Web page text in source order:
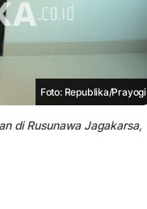
Foto: Republika/Prayogi
di Rusunawa Jagakarsa,